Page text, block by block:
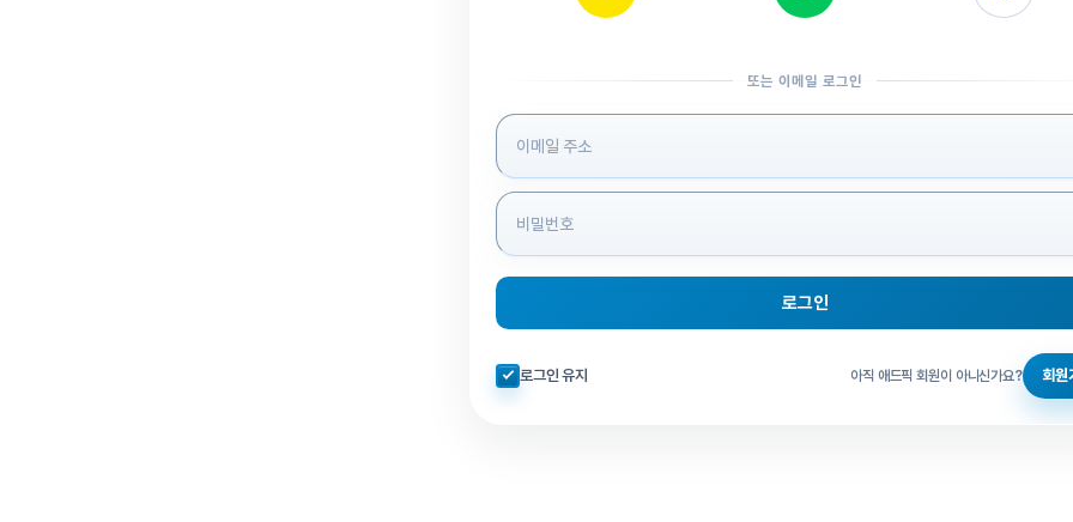
또는 이메일 로그인
로그인 정보 입력
로그인
자동로그인 체크
로그인 유지 아직 애드픽 회원이 아니신가요? 회원